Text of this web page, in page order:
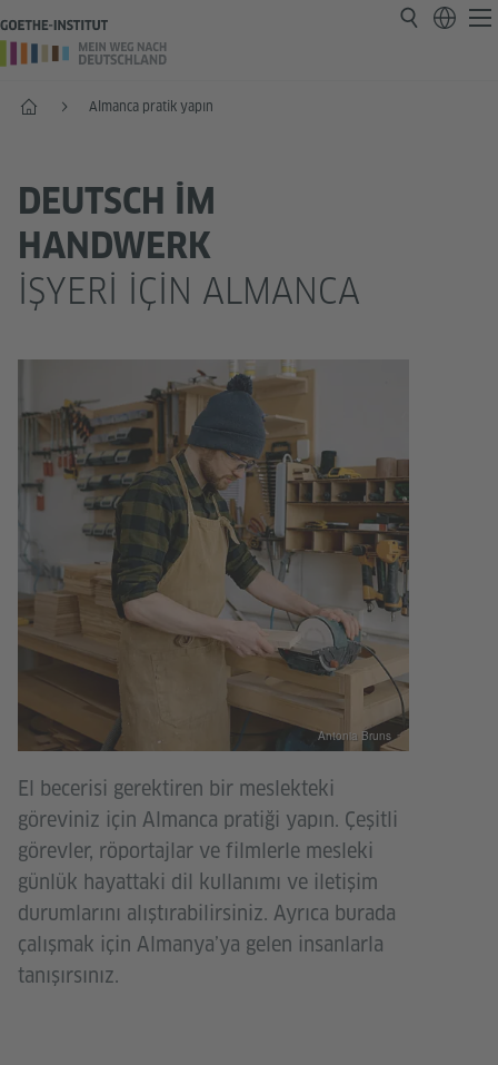
Anasayfa Almanca pratik yapın
DEUTSCH IM
HANDWERK
İŞYERI IÇIN ALMANCA
Antonia Bruns
El becerisi gerektiren bir meslekteki
göreviniz için Almanca pratiği yapın. Çeşitli
görevler, röportajlar ve filmlerle mesleki
günlük hayattaki dil kullanımı ve iletişim
durumlarını alıştırabilirsiniz. Ayrıca burada
çalışmak için Almanya’ya gelen insanlarla
tanışırsınız.